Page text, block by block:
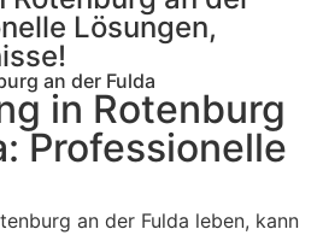
Lösungen,
an der Fulda
in Rotenburg
Professionelle
an der Fulda leben, kann